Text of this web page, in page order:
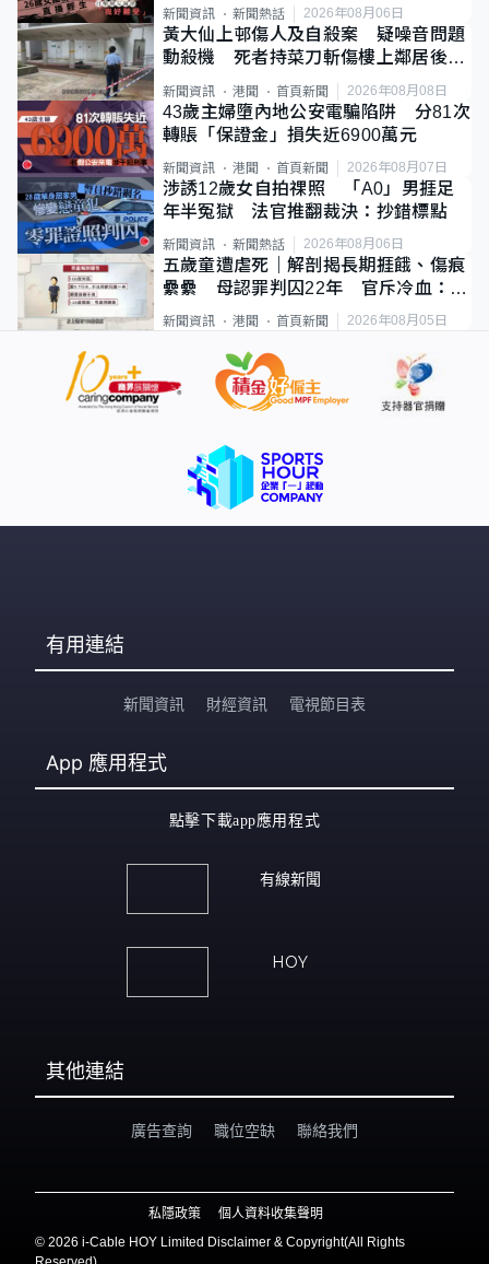
新聞資訊 新聞熱話 2026年08月06日
黃大仙上邨傷人及自殺案 疑噪音問題
動殺機 死者持菜刀斬傷樓上鄰居後墮
新聞資訊 港聞 首頁新聞 2026年08月08日
43歲主婦墮內地公安電騙陷阱 分81次
轉賬「保證金」損失近6900萬元
新聞資訊 港聞 首頁新聞 2026年08月07日
涉誘12歲女自拍祼照 「A0」男捱足
年半冤獄 法官推翻裁決：抄錯標點
新聞資訊 新聞熱話 2026年08月06日
五歲童遭虐死｜解剖揭長期捱餓、傷痕
纍纍 母認罪判囚22年 官斥冷血：同
類案最惡劣
新聞資訊 港聞 首頁新聞 2026年08月05日
有用連結
新聞資訊 財經資訊 電視節目表
App 應用程式
點擊下載app應用程式
有線新聞
HOY
其他連結
廣告查詢 職位空缺 聯絡我們
私隱政策
個人資料收集聲明
© 2026 i-Cable HOY Limited Disclaimer & Copyright(All Rights